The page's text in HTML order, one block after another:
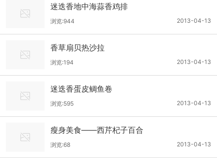
迷迭香地中海蒜香鸡排
2013-04-13
浏览:944
香草扇贝热沙拉
2013-04-13
浏览:194
迷迭香蛋皮鲷鱼卷
2013-04-13
浏览:595
瘦身美食——西芹杞子百合
2013-04-13
浏览:68